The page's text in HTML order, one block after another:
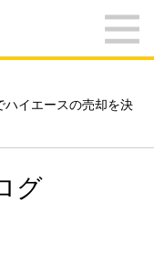
ハイエースの売却を決
グ